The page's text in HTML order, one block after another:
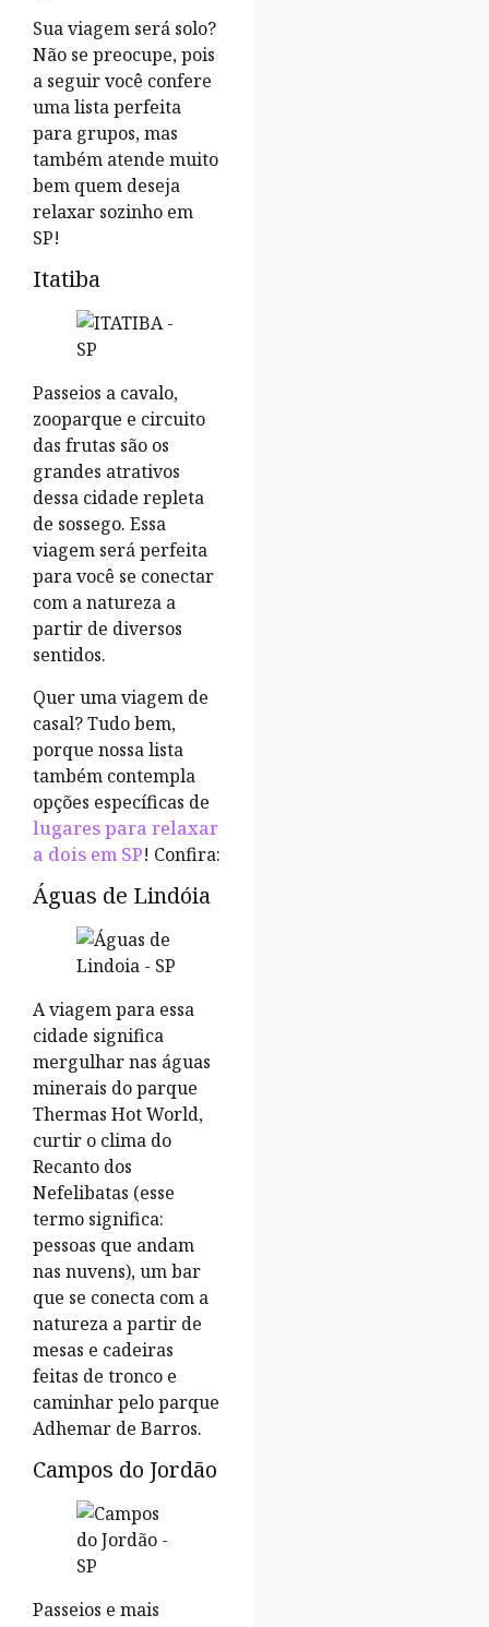
Sua viagem será solo?
Não se preocupe, pois
a seguir você confere
uma lista perfeita
para grupos, mas
também atende muito
bem quem deseja
relaxar sozinho em
SP!
Itatiba
Passeios a cavalo,
zooparque e circuito
das frutas são os
grandes atrativos
dessa cidade repleta
de sossego. Essa
viagem será perfeita
para você se conectar
com a natureza a
partir de diversos
sentidos.
Quer uma viagem de
casal? Tudo bem,
porque nossa lista
também contempla
opções específicas de
lugares para relaxar
a dois em SP! Confira:
Águas de Lindóia
A viagem para essa
cidade significa
mergulhar nas águas
minerais do parque
Thermas Hot World,
curtir o clima do
Recanto dos
Nefelibatas (esse
termo significa:
pessoas que andam
nas nuvens), um bar
que se conecta com a
natureza a partir de
mesas e cadeiras
feitas de tronco e
caminhar pelo parque
Adhemar de Barros.
Campos do Jordão
Passeios e mais